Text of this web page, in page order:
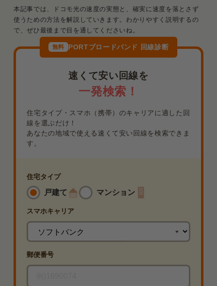
本記事では、ドコモ光の速度の実態と、確実に速度を落とさず
使うための方法を解説していきます。わかりやすく説明するの
で、ぜひ最後まで目を通してくださいね。
無料 PORTブロードバンド 回線診断
速くて安い回線を
一発検索！
住宅タイプ・スマホ（携帯）のキャリアに適した回
線を選ぶだけ！
あなたの地域で使える速くて安い回線を検索できま
す。
住宅タイプ
戸建て マンション
スマホキャリア
郵便番号